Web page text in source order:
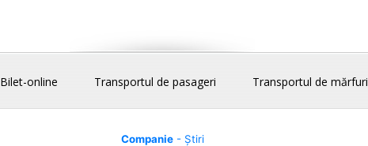
Bilet-online Transportul de pasageri Transportul de mărfuri
Companie- Știri